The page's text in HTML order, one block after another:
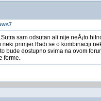
sam odsutan ali nije neÅ¡to
neki primjer.Radi se o kombinaciji
bude dostupno svima na ovom
forme.